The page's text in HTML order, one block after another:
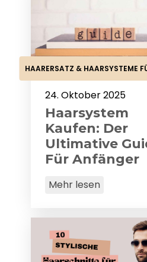
HAARERSATZ & HAARSYSTEME
24. Oktober 2025
Haarsystem
Kaufen: Der
Ultimative
Für Anfänger
Mehr lesen